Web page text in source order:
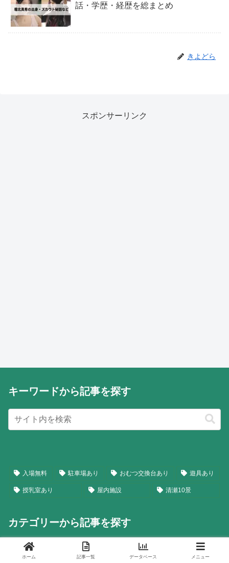
話・学歴・経歴を総まとめ
きよどら
スポンサーリンク
キーワードから記事を探す
入場無料 駐車場あり おむつ交換台あり 遊具あり
授乳室あり 屋内施設 清瀬10景
カテゴリーから記事を探す
お出かけ・観光
ホーム 記事一覧 データベース メニュー